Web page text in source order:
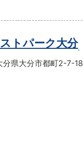
トパーク大分
分県大分市都町2-7-18